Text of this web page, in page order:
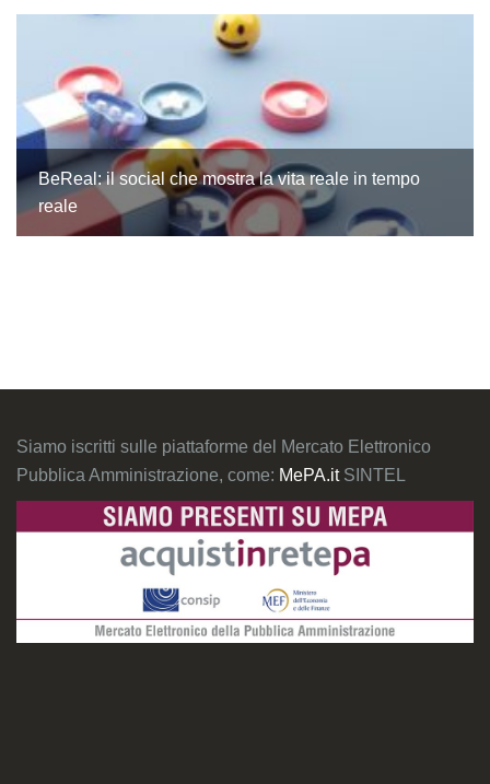
BeReal: il social che mostra la vita reale in tempo
reale
Siamo iscritti sulle piattaforme del Mercato Elettronico
Pubblica Amministrazione, come: MePA.it SINTEL